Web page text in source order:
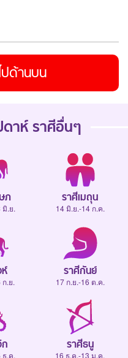
ด้านบน
ดาห์ ราศีอื่นๆ
ภ
มิ.ย.
ราศีเมถุน
14 มิ.ย.-14 ก.ค.
ห์
ก.ย.
ราศีกันย์
17 ก.ย.-16 ต.ค.
ก
ธ.ค.
ราศีธนู
16 ธ.ค.-13 ม.ค.